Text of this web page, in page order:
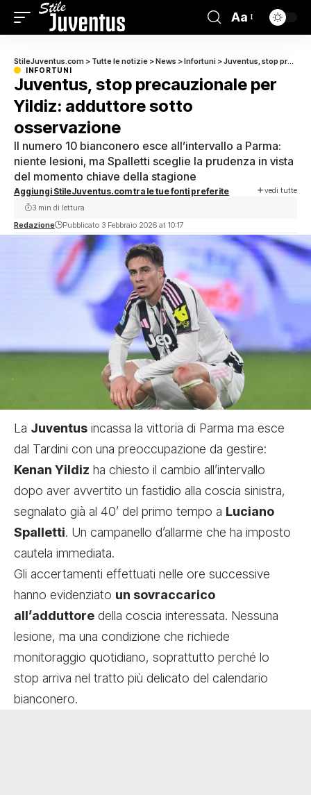
Aa
StileJuventus.com > Tutte le notizie >News >Infortuni >Juventus, stop precauzionale per Yildiz: adduttore sotto osservazione
INFORTUNI
Juventus, stop precauzionale per
Yildiz: adduttore sotto
osservazione
Il numero 10 bianconero esce all’intervallo a Parma:
niente lesioni, ma Spalletti sceglie la prudenza in vista
del momento chiave della stagione
Aggiungi StileJuventus.com tra le tue fonti preferite vedi tutte
Redazione Pubblicato 3 Febbraio 2026 at 10:17
3 min di lettura
La Juventus incassa la vittoria di Parma ma esce
dal Tardini con una preoccupazione da gestire:
Kenan Yildiz ha chiesto il cambio all’intervallo
dopo aver avvertito un fastidio alla coscia sinistra,
segnalato già al 40’ del primo tempo a Luciano
Spalletti. Un campanello d’allarme che ha imposto
cautela immediata.
Gli accertamenti effettuati nelle ore successive
hanno evidenziato un sovraccarico
all’adduttore della coscia interessata. Nessuna
lesione, ma una condizione che richiede
monitoraggio quotidiano, soprattutto perché lo
stop arriva nel tratto più delicato del calendario
bianconero.